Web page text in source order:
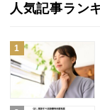
人気記事ラン